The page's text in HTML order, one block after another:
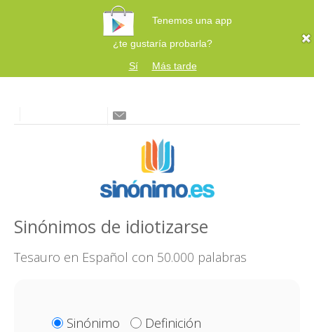
Tenemos una app
¿te gustaría probarla?
Sí
Más tarde
Sinónimos de idiotizarse
Tesauro en Español con 50.000 palabras
Sinónimo
Definición